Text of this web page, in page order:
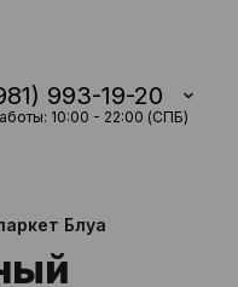
993-19-20
10:00 - 22:00 (СПБ)
Блуа